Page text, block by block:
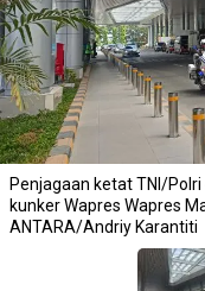
Penjagaan ketat TNI/
kunker Wapres Wapres
ANTARA/Andriy Karantiti